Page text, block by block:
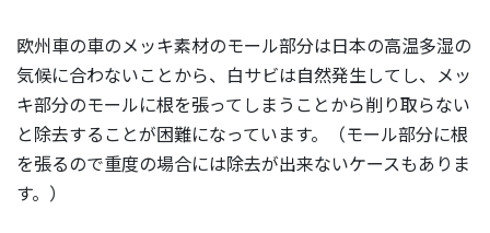
欧州車の車のメッキ素材のモール部分は日本の高温多湿の
気候に合わないことから、白サビは自然発生してし、メッ
キ部分のモールに根を張ってしまうことから削り取らない
と除去することが困難になっています。（モール部分に根
を張るので重度の場合には除去が出来ないケースもありま
す。）